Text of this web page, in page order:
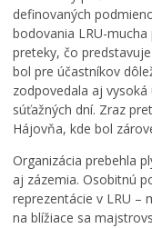
definovaných
bodovania LRU-
preteky, čo
bol pre účastníkov
zodpovedala aj
súťažných dní. Zraz
Hájovňa, kde bol
Organizácia prebehla
aj zázemia. Osobitnú
reprezentácie v LRU –
na blížiace sa
c
i
s
i
u
ž
í
v
a
j
ú
p
v
e
s
t
i
č
n
é
a
k
t
i